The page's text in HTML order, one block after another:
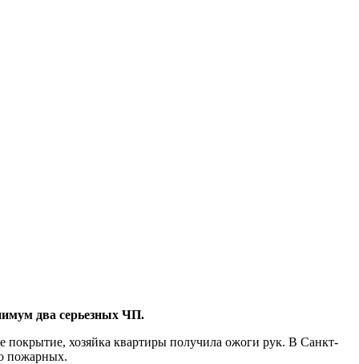
два серьезных ЧП.
покрытие, хозяйка квартиры получила ожоги рук. В Санкт-
пожарных.